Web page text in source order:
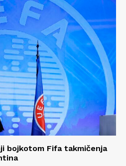
bojkotom Fifa takmičenja